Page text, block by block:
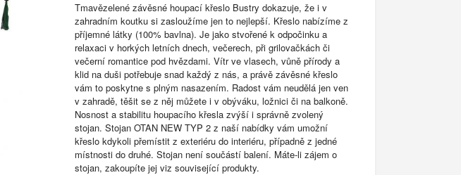
Tmavězelené závěsné houpací křeslo Bustry dokazuje, že i v
zahradním koutku si zasloužíme jen to nejlepší. Křeslo nabízíme z
příjemné látky (100% bavlna). Je jako stvořené k odpočinku a
relaxaci v horkých letních dnech, večerech, při grilovačkách či
večerní romantice pod hvězdami. Vítr ve vlasech, vůně přírody a
klid na duši potřebuje snad každý z nás, a právě závěsné křeslo
vám to poskytne s plným nasazením. Radost vám neudělá jen ven
v zahradě, těšit se z něj můžete i v obýváku, ložnici či na balkoně.
Nosnost a stabilitu houpacího křesla zvýší i správně zvolený
stojan. Stojan OTAN NEW TYP 2 z naší nabídky vám umožní
křeslo kdykoli přemístit z exteriéru do interiéru, případně z jedné
místnosti do druhé. Stojan není součástí balení. Máte-li zájem o
stojan, zakoupíte jej viz související produkty.